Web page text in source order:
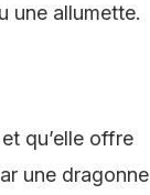
une allumette.
qu’elle offre
une dragonne